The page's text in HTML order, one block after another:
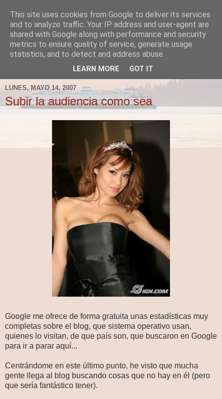
Fergus el Destructor
Blog sobre lo que le apetece escribir a Fergus, en el caso
de que le apetezca escribir.
LUNES, MAYO 14, 2007
Subir la audiencia como sea
Google me ofrece de forma gratuita unas estadísticas muy
completas sobre el blog, que sistema operativo usan,
quienes lo visitan, de que país son, que buscaron en Google
para ir a parar aquí...
Centrándome en este último punto, he visto que mucha
gente llega al blog buscando cosas que no hay en él (pero
que sería fantástico tener).
This site uses cookies from Google to deliver its services
and to analyze traffic. Your IP address and user-agent are
shared with Google along with performance and security
metrics to ensure quality of service, generate usage
statistics, and to detect and address abuse.
LEARN MORE GOT IT